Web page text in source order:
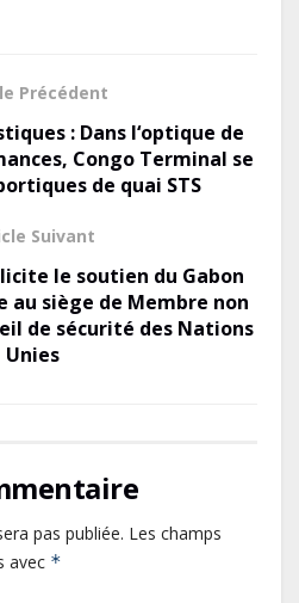
Précédent
: Dans l‘optique de
Congo Terminal se
de quai STS
Suivant
le soutien du Gabon
au siège de Membre non
de sécurité des Nations
Unies
pas publiée. Les champs
avec *